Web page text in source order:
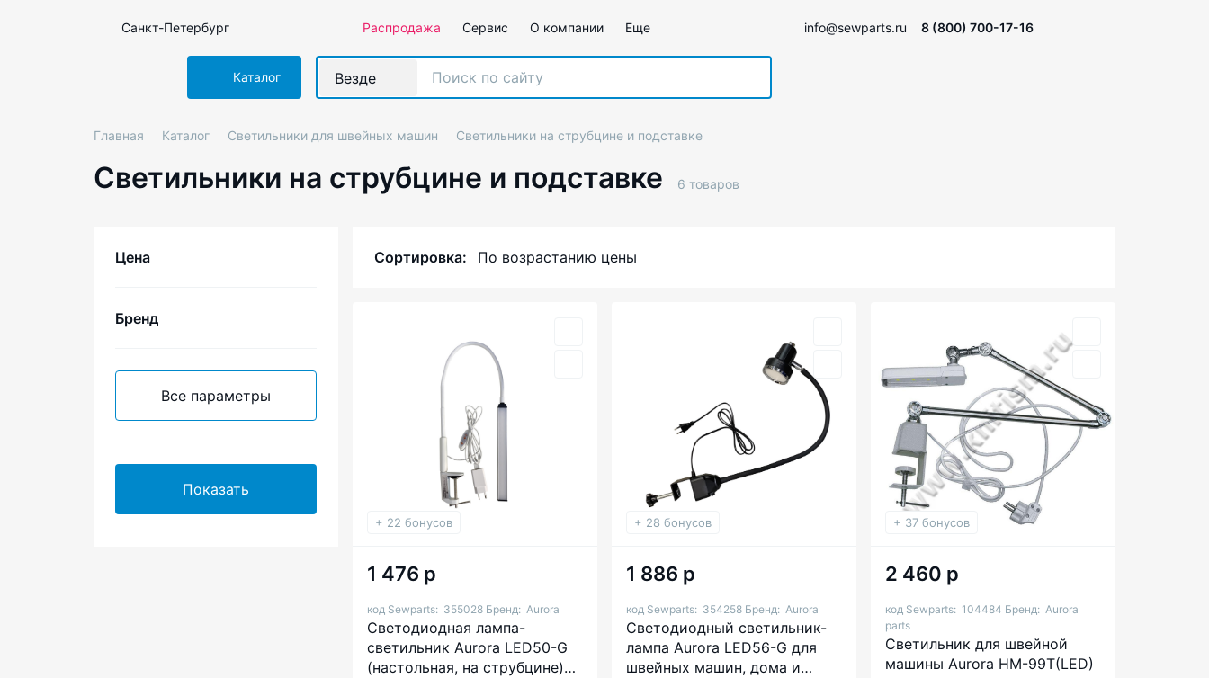
Санкт-Петербург Распродажа Сервис О компании Еще info@sewparts.ru 8 (800) 700-17-16
Каталог Везде
Главная Каталог Светильники для швейных машин Светильники на струбцине и подставке
Светильники на струбцине и подставке 6 товаров
Цена
Бренд
4
Все параметры
Показать
Сортировка: По возрастанию цены
+ 22 бонусов
1 476 р
код Sewparts: 355028 Бренд: Aurora
Светодиодная лампа-
светильник Aurora LED50-G
(настольная, на струбцине)
+ 28 бонусов
1 886 р
код Sewparts: 354258 Бренд: Aurora
Светодиодный светильник-
лампа Aurora LED56-G для
швейных машин, дома и
+ 37 бонусов
2 460 р
код Sewparts: 104484 Бренд: Aurora
parts
Светильник для швейной
машины Aurora HM-99T(LED)